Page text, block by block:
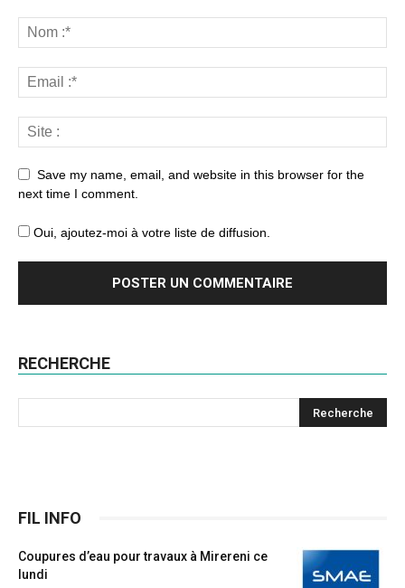
Save my name, email, and website in this browser for the
next time I comment.
Oui, ajoutez-moi à votre liste de diffusion.
RECHERCHE
FIL INFO
Coupures d’eau pour travaux à Mirereni ce
lundi